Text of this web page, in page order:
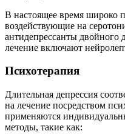
В настоящее время широко
воздействующие на
антидепрессанты двойного
лечение включают
Психотерапия
Длительная депрессия
на лечение посредством
применяются
методы, такие как: